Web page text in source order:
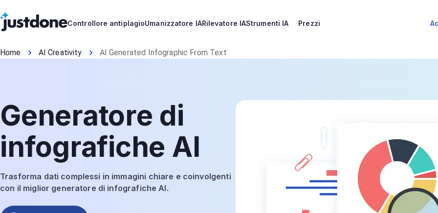
Controllore antiplagioUmanizzatore IARilevatore IAStrumenti IA Prezzi
Home AI Creativity AI Generated Infographic From Text
Generatore di
infografiche AI
Trasforma dati complessi in immagini chiare e coinvolgenti
con il miglior generatore di infografiche AI.